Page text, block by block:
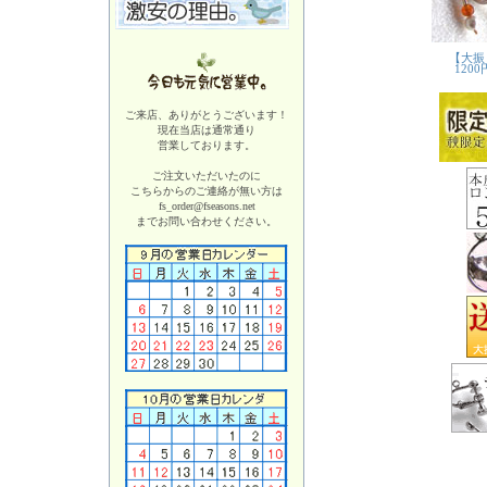
ご来店、ありがとうございます！
現在当店は通常通り
営業しております。
ご注文いただいたのに
こちらからのご連絡が無い方は
fs_order@fseasons.net
までお問い合わせください。